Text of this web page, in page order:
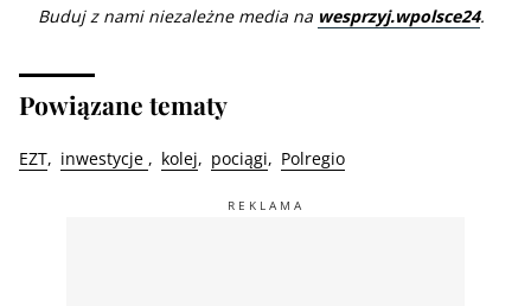
Buduj z nami niezależne media na wesprzyj.wpolsce24.
Powiązane tematy
EZT inwestycje kolej pociągi Polregio